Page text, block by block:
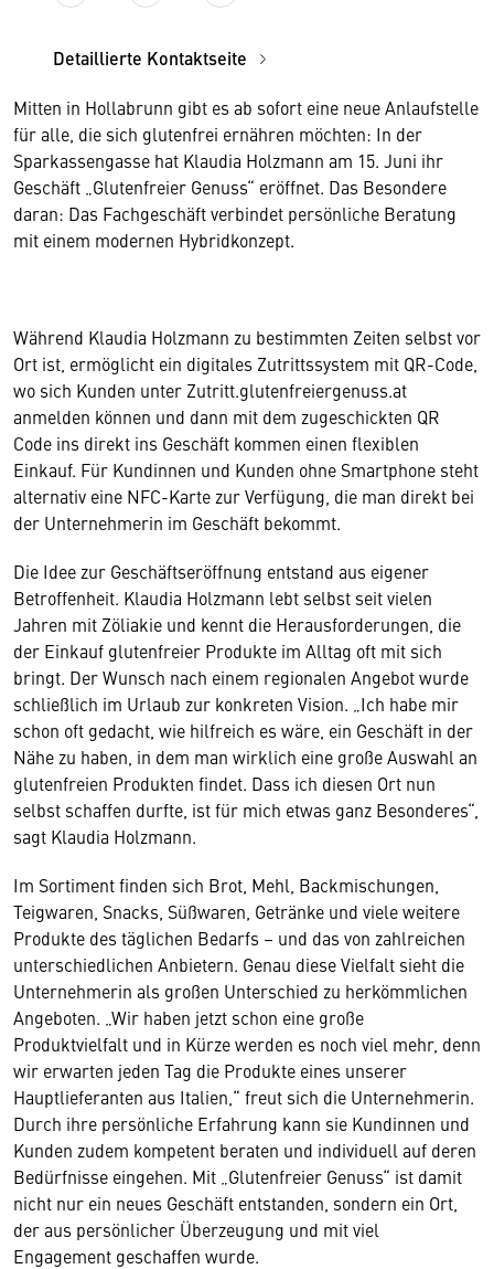
Detaillierte Kontaktseite
Mitten in Hollabrunn gibt es ab sofort eine neue Anlaufstelle
für alle, die sich glutenfrei ernähren möchten: In der
Sparkassengasse hat Klaudia Holzmann am 15. Juni ihr
Geschäft „Glutenfreier Genuss“ eröffnet. Das Besondere
daran: Das Fachgeschäft verbindet persönliche Beratung
mit einem modernen Hybridkonzept.
Während Klaudia Holzmann zu bestimmten Zeiten selbst vor
Ort ist, ermöglicht ein digitales Zutrittssystem mit QR-Code,
wo sich Kunden unter Zutritt.glutenfreiergenuss.at
anmelden können und dann mit dem zugeschickten QR
Code ins direkt ins Geschäft kommen einen flexiblen
Einkauf. Für Kundinnen und Kunden ohne Smartphone steht
alternativ eine NFC-Karte zur Verfügung, die man direkt bei
der Unternehmerin im Geschäft bekommt.
Die Idee zur Geschäftseröffnung entstand aus eigener
Betroffenheit. Klaudia Holzmann lebt selbst seit vielen
Jahren mit Zöliakie und kennt die Herausforderungen, die
der Einkauf glutenfreier Produkte im Alltag oft mit sich
bringt. Der Wunsch nach einem regionalen Angebot wurde
schließlich im Urlaub zur konkreten Vision. „Ich habe mir
schon oft gedacht, wie hilfreich es wäre, ein Geschäft in der
Nähe zu haben, in dem man wirklich eine große Auswahl an
glutenfreien Produkten findet. Dass ich diesen Ort nun
selbst schaffen durfte, ist für mich etwas ganz Besonderes“,
sagt Klaudia Holzmann.
Im Sortiment finden sich Brot, Mehl, Backmischungen,
Teigwaren, Snacks, Süßwaren, Getränke und viele weitere
Produkte des täglichen Bedarfs – und das von zahlreichen
unterschiedlichen Anbietern. Genau diese Vielfalt sieht die
Unternehmerin als großen Unterschied zu herkömmlichen
Angeboten. „Wir haben jetzt schon eine große
Produktvielfalt und in Kürze werden es noch viel mehr, denn
wir erwarten jeden Tag die Produkte eines unserer
Hauptlieferanten aus Italien,“ freut sich die Unternehmerin.
Durch ihre persönliche Erfahrung kann sie Kundinnen und
Kunden zudem kompetent beraten und individuell auf deren
Bedürfnisse eingehen. Mit „Glutenfreier Genuss“ ist damit
nicht nur ein neues Geschäft entstanden, sondern ein Ort,
der aus persönlicher Überzeugung und mit viel
Engagement geschaffen wurde.